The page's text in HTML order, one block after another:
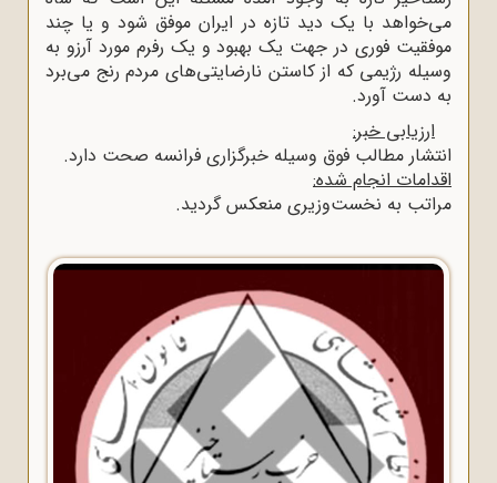
می‌خواهد با یک دید تازه در ایران موفق شود و یا چند
موفقیت فوری در جهت یک بهبود و یک رفرم مورد آرزو به
وسیله رژیمی که از کاستن نارضایتی‌های مردم رنج می‌برد
به دست آورد.
ارزیابی خبر:
انتشار مطالب فوق وسیله خبرگزاری فرانسه صحت دارد.
اقدامات انجام شده:
مراتب به نخست‌وزیری منعکس گردید.